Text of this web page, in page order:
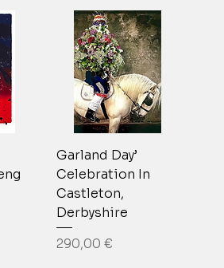
Garland Day’
Celebration In
Castleton,
Derbyshire
Prix
290,00 €